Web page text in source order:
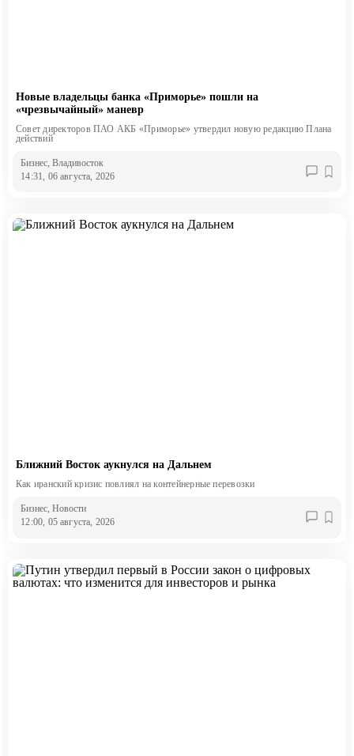
Новые владельцы банка «Приморье» пошли на
«чрезвычайный» маневр
Совет директоров ПАО АКБ «Приморье» утвердил новую редакцию Плана
действий
Бизнес, Владивосток
14:31, 06 августа, 2026
Ближний Восток аукнулся на Дальнем
Как иранский кризис повлиял на контейнерные перевозки
Бизнес, Новости
12:00, 05 августа, 2026